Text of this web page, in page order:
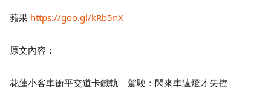
蘋果 https://goo.gl/kRb5nX
原文內容：
花蓮小客車衝平交道卡鐵軌 駕駛：閃來車遠燈才失控